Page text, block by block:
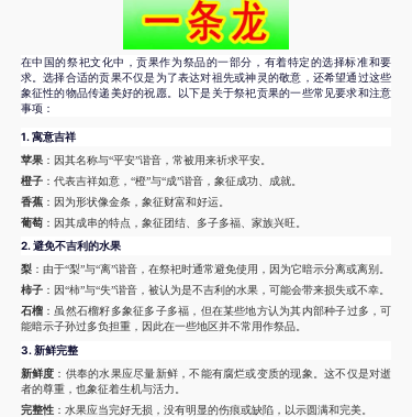
在中国的祭祀文化中，贡果作为祭品的一部分，有着特定的选择标准和要
求。选择合适的贡果不仅是为了表达对祖先或神灵的敬意，还希望通过这些
象征性的物品传递美好的祝愿。以下是关于祭祀贡果的一些常见要求和注意
事项：
1. 寓意吉祥
苹果：因其名称与“平安”谐音，常被用来祈求平安。
橙子：代表吉祥如意，“橙”与“成”谐音，象征成功、成就。
香蕉：因为形状像金条，象征财富和好运。
葡萄：因其成串的特点，象征团结、多子多福、家族兴旺。
2.避免不吉利的水果
梨：由于“梨”与“离”谐音，在祭祀时通常避免使用，因为它暗示分离或离别。
柿子：因“柿”与“失”谐音，被认为是不吉利的水果，可能会带来损失或不幸。
石榴 ：虽然石榴籽多象征多子多福，但在某些地方认为其内部种子过多，可
能暗示子孙过多负担重，因此在一些地区并不常用作祭品。
3. 新鲜完整
新鲜度 ：供奉的水果应尽量新鲜，不能有腐烂或变质的现象。这不仅是对逝
者的尊重，也象征着生机与活力。
完整性：水果应当完好无损，没有明显的伤痕或缺陷，以示圆满和完美。